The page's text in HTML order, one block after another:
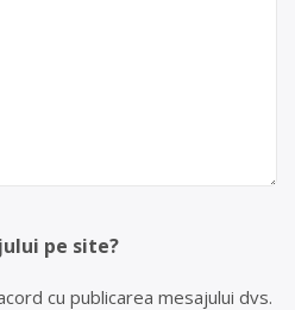
pe site?
cu publicarea mesajului dvs.